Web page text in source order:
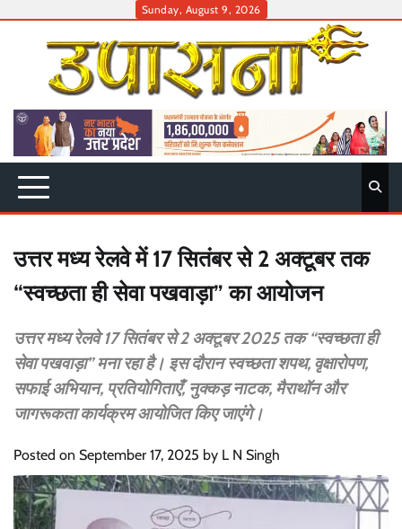
Sunday, August 9, 2026
उत्तर मध्य रेलवे में 17 सितंबर से 2 अक्टूबर तक
“स्वच्छता ही सेवा पखवाड़ा” का आयोजन
उत्तर मध्य रेलवे 17 सितंबर से 2 अक्टूबर 2025 तक “स्वच्छता ही
सेवा पखवाड़ा” मना रहा है। इस दौरान स्वच्छता शपथ, वृक्षारोपण,
सफाई अभियान, प्रतियोगिताएँ, नुक्कड़ नाटक, मैराथॉन और
जागरूकता कार्यक्रम आयोजित किए जाएंगे।
Posted on September 17, 2025 by L N Singh